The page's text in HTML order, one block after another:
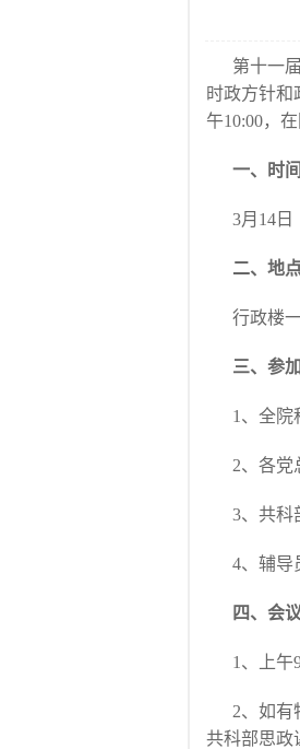
第十一
时政方针和
午10:00，
一、时间
3月14日
二、地点
行政楼
三、参
1、全院
2、各党
3、共科
4、辅导
四、会
1、上午
2、如有
共科部思政